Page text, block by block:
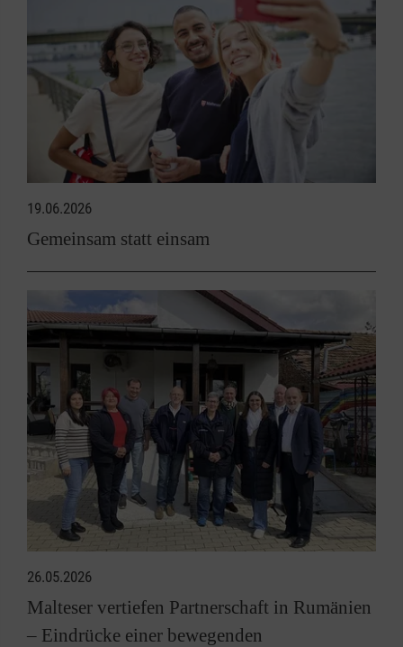
19.06.2026
Gemeinsam statt einsam
26.05.2026
Malteser vertiefen Partnerschaft in Rumänien
– Eindrücke einer bewegenden